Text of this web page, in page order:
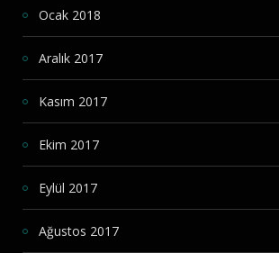
Ocak 2018
Aralık 2017
Kasım 2017
Ekim 2017
Eylül 2017
Ağustos 2017